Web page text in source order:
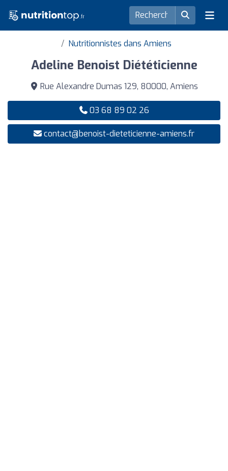
Nutritionnistes dans Amiens
Adeline Benoist Diététicienne
Rue Alexandre Dumas 129, 80000, Amiens
03 68 89 02 26
contact@benoist-dieteticienne-amiens.fr